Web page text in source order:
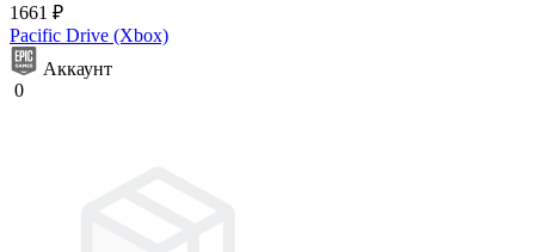
1661 ₽
Pacific Drive (Xbox)
Аккаунт
0